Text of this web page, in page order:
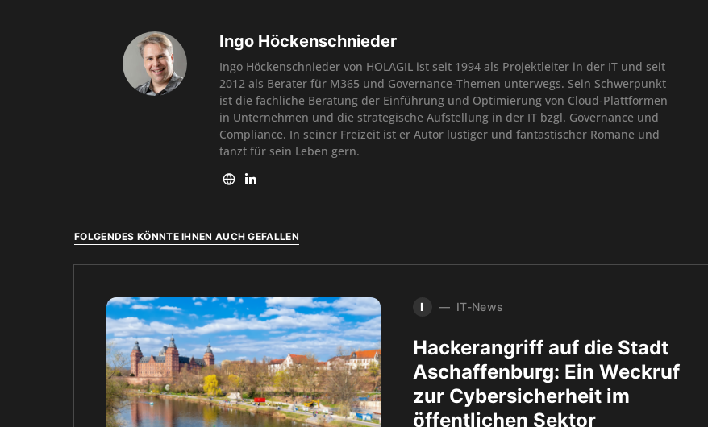
Ingo Höckenschnieder
Ingo Höckenschnieder von HOLAGIL ist seit 1994 als Projektleiter in der IT und seit
2012 als Berater für M365 und Governance-Themen unterwegs. Sein Schwerpunkt
ist die fachliche Beratung der Einführung und Optimierung von Cloud-Plattformen
in Unternehmen und die strategische Aufstellung in der IT bzgl. Governance und
Compliance. In seiner Freizeit ist er Autor lustiger und fantastischer Romane und
tanzt für sein Leben gern.
FOLGENDES KÖNNTE IHNEN AUCH GEFALLEN
I IT-News
Hackerangriff auf die Stadt
Aschaffenburg: Ein Weckruf
zur Cybersicherheit im
öffentlichen Sektor